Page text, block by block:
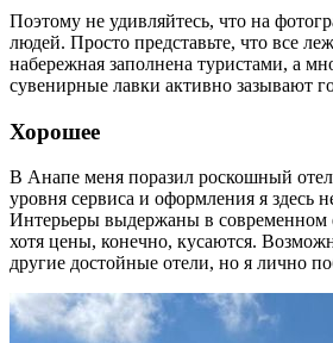
Поэтому не удивляйтесь, что на
людей. Просто представьте, что все
набережная заполнена туристами, а
сувенирные лавки активно зазывают
Хорошее
В Анапе меня поразил роскошный
уровня сервиса и оформления я здесь
Интерьеры выдержаны в современном
хотя цены, конечно, кусаются.
другие достойные отели, но я лично